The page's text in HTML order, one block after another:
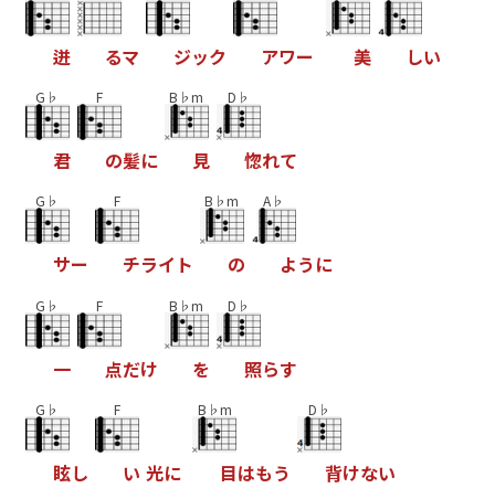
迸 るマ ジック アワー 美 しい
G♭
君
F
の髪に
B♭m
見
D♭
惚れて
G♭
サー
F
チライ ト
B♭m
の
A♭
よう に
G♭
一
F
点だけ
B♭m
を
D♭
照らす
G♭
眩し
F
い 光に
B♭m
目はもう
D♭
背けない